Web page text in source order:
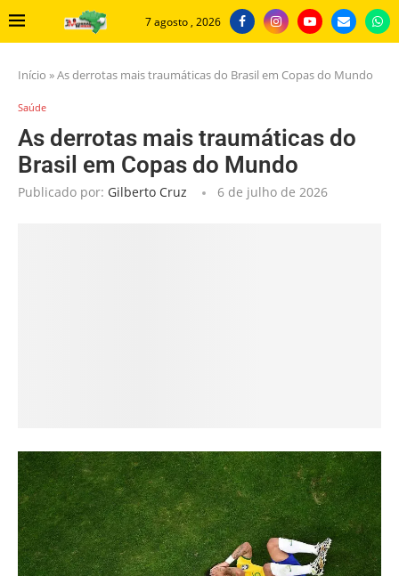
7 agosto , 2026
Início »As derrotas mais traumáticas do Brasil em Copas do Mundo
Saúde
As derrotas mais traumáticas do
Brasil em Copas do Mundo
Publicado por: Gilberto Cruz 6 de julho de 2026